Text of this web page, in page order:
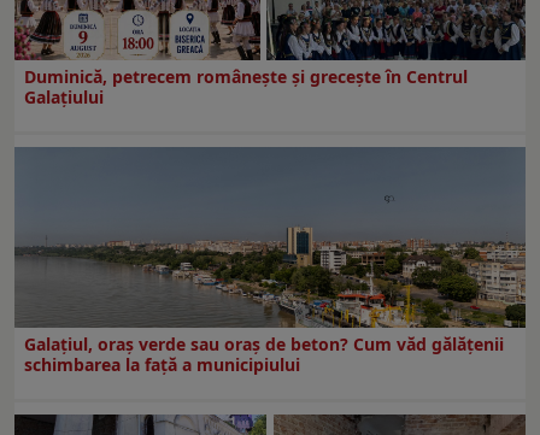
Duminică, petrecem româneşte şi greceşte în Centrul
Galaţiului
Galațiul, oraș verde sau oraș de beton? Cum văd gălățenii
schimbarea la față a municipiului